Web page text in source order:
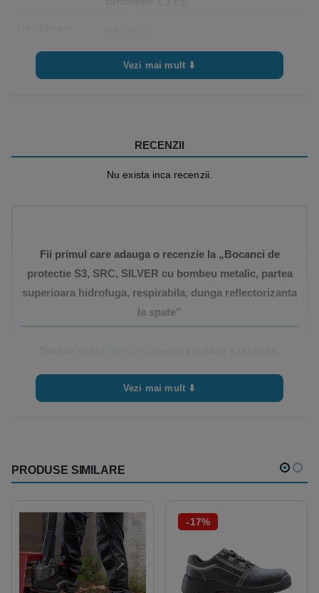
Categorie
protectie
Vezi mai mult ⬇
RECENZII
Nu exista inca recenzii.
Fii primul care adauga o recenzie la „Bocanci de
protectie S3, SRC, SILVER cu bombeu metalic, partea
superioara hidrofuga, respirabila, dunga reflectorizanta
la spate”
Vezi mai mult ⬇
PRODUSE SIMILARE
-17%